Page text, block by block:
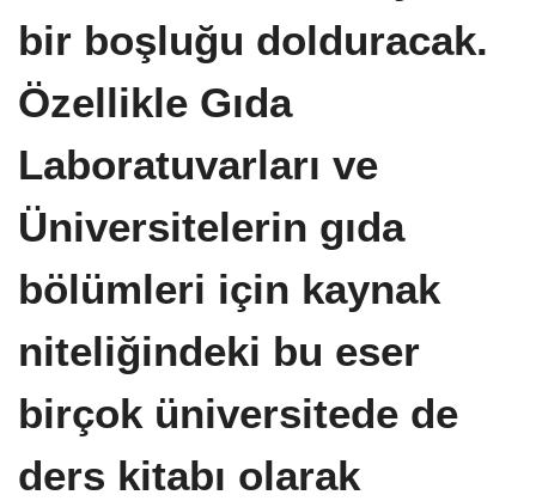
bir boşluğu dolduracak.
Özellikle Gıda
Laboratuvarları ve
Üniversitelerin gıda
bölümleri için kaynak
niteliğindeki bu eser
birçok üniversitede de
ders kitabı olarak